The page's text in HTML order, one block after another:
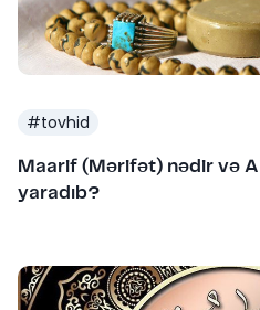
#tovhid
Maarif (Mərifət) nədir və
yaradıb?